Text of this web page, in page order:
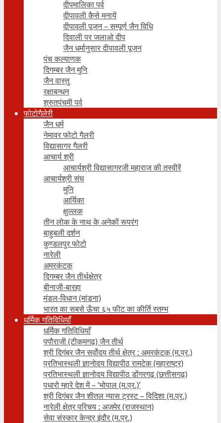
दीपमालिका पर्व
दीपावली कैसे मनायें
दीपावली पूजन – सम्पूर्ण जैन विधि
दिवाली पर जलाओ दीप
जैन धर्मानुसार दीपावली पूजन
पंच कल्याणक
दिगम्बर जैन मुनि
जैन वास्तु
रक्षाबन्धन
श्रुतपंचमी पर्व
फोटोगैलेरी
जैन धर्म
नेमावर फोटो गैलरी
विद्यासागर गैलरी
आचार्य श्री
आचार्यश्री विद्यासागरजी महाराज की तस्वीरें
आचार्यश्री संघ
मुनि
आर्यिका
क्षुल्लक
तीन लोक के नाथ के अनेकों रूपरंग
बाहुबली दर्शन
कुण्डलपुर फोटो
नारेली
अमरकंटक
दिगम्बर जैन तीर्थक्षेत्र
बीनाजी-बारहा
मंडल-विधान (मांडना)
भारत का सबसे ऊँचा ६५ फीट का कीर्ति स्तम्भ
धर्मिक गतिविधियाँ
धर्मिक गतिविधियाँ
पपौराजी (टीकमगढ़) जैन तीर्थ
श्री दिगंबर जैन सर्वोदय तीर्थ क्षेत्र : अमरकंटक (म.प्र.)
प्रतिभास्थली ज्ञानोदय विद्यापीठ रामटेक (महाराष्ट्र)
प्रतिभास्थली ज्ञानोदय विद्यापीठ डोंगरगढ़ (छत्तीसगढ़)
पधारो म्हारे देश में – ‘भोपाल (म.प्र.)’
श्री दिगंबर जैन शीतल न्यास ट्रस्ट – विदिशा (म.प्र.)
नारेली क्षेत्र परिचय : अजमेर (राजस्थान)
सेवा संस्कार केन्द्र इंदौर (म.प्र.)